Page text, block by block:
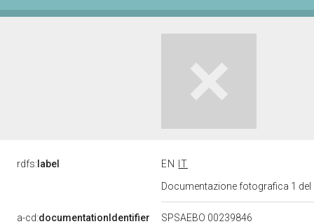
rdfs: label EN
IT
Documentazione fotografica 1
a-cd:documentationIdentifier SPSAEBO 00239846